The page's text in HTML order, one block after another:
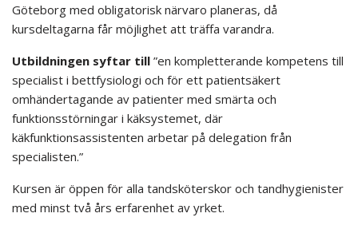
Göteborg med obligatorisk närvaro planeras, då
kursdeltagarna får möjlighet att träffa varandra.
Utbildningen syftar till ”en kompletterande kompetens till
specialist i bettfysiologi och för ett patientsäkert
omhändertagande av patienter med smärta och
funktionsstörningar i käksystemet, där
käkfunktionsassistenten arbetar på delegation från
specialisten.”
Kursen är öppen för alla tandsköterskor och tandhygienister
med minst två års erfarenhet av yrket.